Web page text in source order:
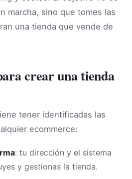
marcha, sino que tomes las
una tienda que vende de
crear una tienda
tener identificadas las
ecommerce:
: tu dirección y el sistema
y gestionas la tienda.